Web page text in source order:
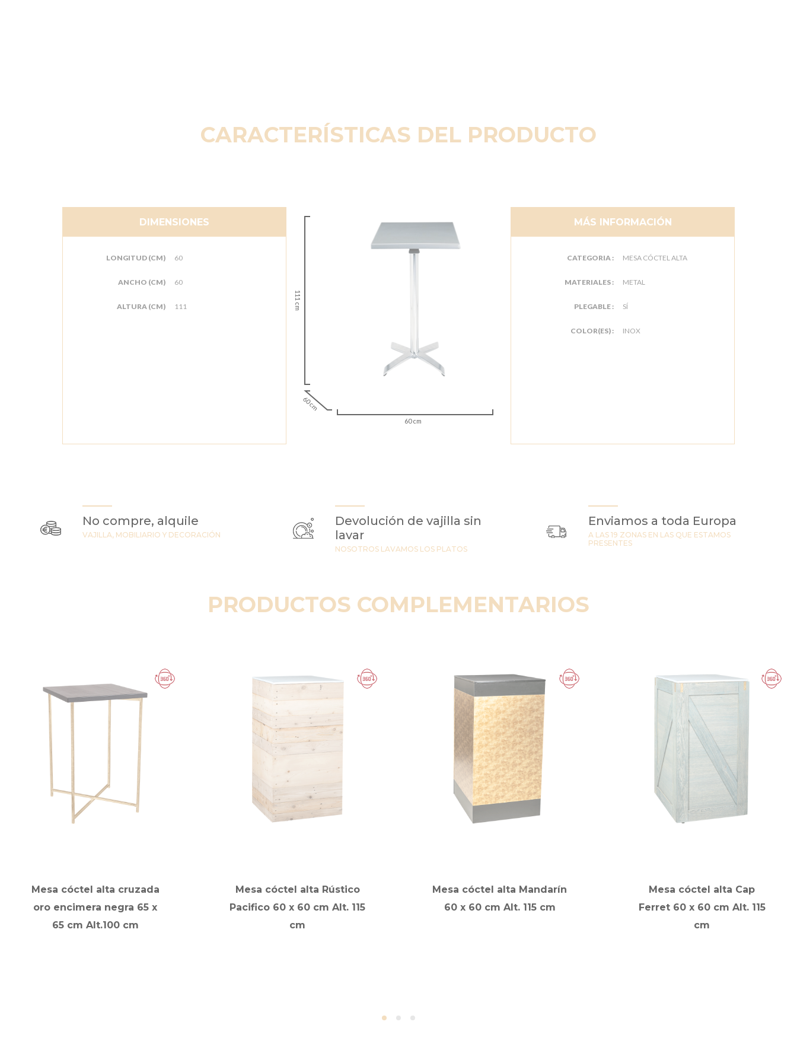
CARACTERÍSTICAS DEL PRODUCTO
DIMENSIONES
LONGITUD (CM) 60
ANCHO (CM) 60
ALTURA (CM) 111 111 cm
60 cm
60 cm
MÁS INFORMACIÓN
CATEGORIA : MESA CÓCTEL ALTA
MATERIALES : METAL
PLEGABLE : SÍ
COLOR(ES) : INOX
No compre, alquile
VAJILLA, MOBILIARIO Y DECORACIÓN
Devolución de vajilla sin
lavar
NOSOTROS LAVAMOS LOS PLATOS
Enviamos a toda Europa
A LAS 19 ZONAS EN LAS QUE ESTAMOS
PRESENTES
PRODUCTOS COMPLEMENTARIOS
Mesa cóctel alta cruzada
oro encimera negra 65 x
65 cm Alt.100 cm
Mesa cóctel alta Rústico
Pacifico 60 x 60 cm Alt. 115
cm
Mesa cóctel alta Mandarín
60 x 60 cm Alt. 115 cm
Mesa cóctel alta Cap
Ferret 60 x 60 cm Alt. 115
cm